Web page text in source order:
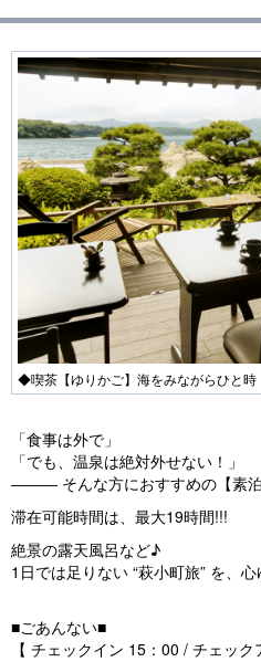
◆喫茶【ゆりかご】海をみながらひと時
「食事は外で」
「でも、温泉は絶対外せない！」
――― そんな方におすすめの【素泊
滞在可能時間は、最大19時間!!!
絶景の露天風呂など♪
1日では足りない “萩小町旅” を、
■ごあんない■
【 チェックイン 15：00 / チェック